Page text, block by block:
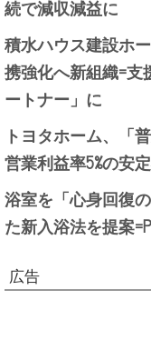
続で減収減益に
積水ハウス建設ホ
携強化へ新組織=
ートナー」に
トヨタホーム、「
営業利益率5%の安
浴室を「心身回復
た新入浴法を提案
広告